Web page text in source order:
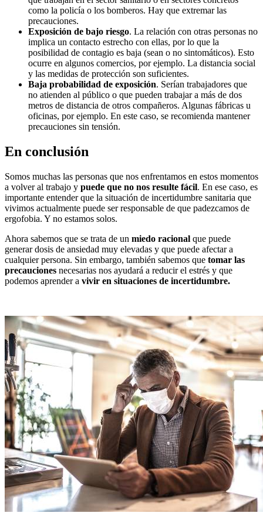
como la policía o los bomberos. Hay que extremar las
precauciones.
Exposición de bajo riesgo. La relación con otras personas no
implica un contacto estrecho con ellas, por lo que la
posibilidad de contagio es baja (sean o no sintomáticos). Esto
ocurre en algunos comercios, por ejemplo. La distancia social
y las medidas de protección son suficientes.
Baja probabilidad de exposición. Serían trabajadores que
no atienden al público o que pueden trabajar a más de dos
metros de distancia de otros compañeros. Algunas fábricas u
oficinas, por ejemplo. En este caso, se recomienda mantener
precauciones sin tensión.
En conclusión
Somos muchas las personas que nos enfrentamos en estos momentos
a volver al trabajo y puede que no nos resulte fácil. En ese caso, es
importante entender que la situación de incertidumbre sanitaria que
vivimos actualmente puede ser responsable de que padezcamos de
ergofobia. Y no estamos solos.
Ahora sabemos que se trata de un miedo racional que puede
generar dosis de ansiedad muy elevadas y que puede afectar a
cualquier persona. Sin embargo, también sabemos que tomar las
precauciones necesarias nos ayudará a reducir el estrés y que
podemos aprender a vivir en situaciones de incertidumbre.